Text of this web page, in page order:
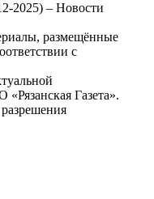
2025) – Новости
размещённые
с
Газета».